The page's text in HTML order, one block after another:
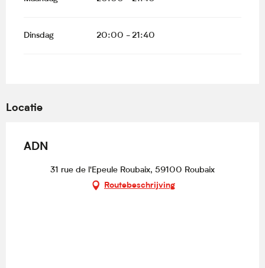
Dinsdag 20:00 - 21:40
Locatie
ADN
31 rue de l'Epeule Roubaix, 59100 Roubaix
Routebeschrijving